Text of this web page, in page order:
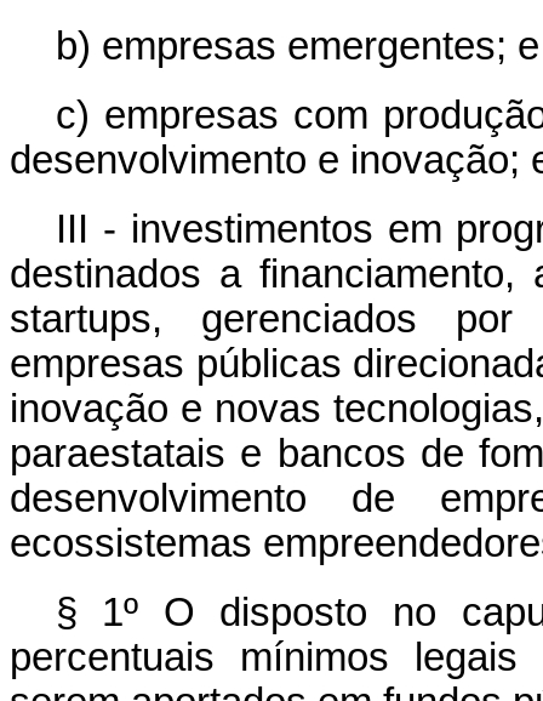
b) empresas emergentes; e
c) empresas com
desenvolvimento e inovação;
III - investimentos em
destinados a
startups, gerenciados por
empresas públicas
inovação e novas
paraestatais e bancos de
desenvolvimento de
ecossistemas
§ 1º O disposto no
percentuais mínimos